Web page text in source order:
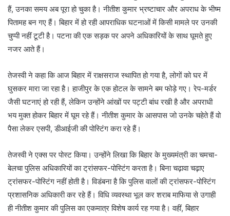
हैं, उनका समय अब पूरा हो चुका है। नीतीश कुमार भ्रष्टाचार और अपराध के भीष्म
पितामह बन गए हैं। बिहार में हो रही आपराधिक घटनाओं में किसी मामले पर उनकी
चुप्पी नहीं टूटी है। पटना की एक सड़क पर अपने अधिकारियों के साथ घूमते हुए
नजर आते हैं।
तेजस्वी ने कहा कि आज बिहार में राक्षसराज स्थापित हो गया है, लोगों को घर में
घुसकर मारा जा रहा है। हाजीपुर के एक होटल के सामने बम फोड़े गए। रेप-मर्डर
जैसी घटनाएं हो रही हैं, लेकिन उन्होंने आंखों पर पट्टी बांध रखी है और अपराधी
भय मुक्त होकर बिहार में घूम रहे हैं। नीतीश कुमार के आसपास जो उनके चहेते हैं वो
पैसा लेकर एसपी, डीआईजी की पोस्टिंग करा रहे हैं।
तेजस्वी ने एक्स पर पोस्ट किया। उन्होंने लिखा कि बिहार के मुख्यमंत्री का चमचा-
बेलचा पुलिस अधिकारियों का ट्रांसफर-पोस्टिंग करता है। बिना चढ़ावा चढ़ाए
ट्रांसफर-पोस्टिंग नहीं होती है। विडंबना है कि पुलिस वालों की ट्रांसफर-पोस्टिंग
प्रशासनिक अधिकारी कर रहे हैं। विधि व्यवस्था भूल कर शराब माफिया से उगाही
ही नीतीश कुमार की पुलिस का एकमात्र विशेष कार्य रह गया है। वहीं, बिहार